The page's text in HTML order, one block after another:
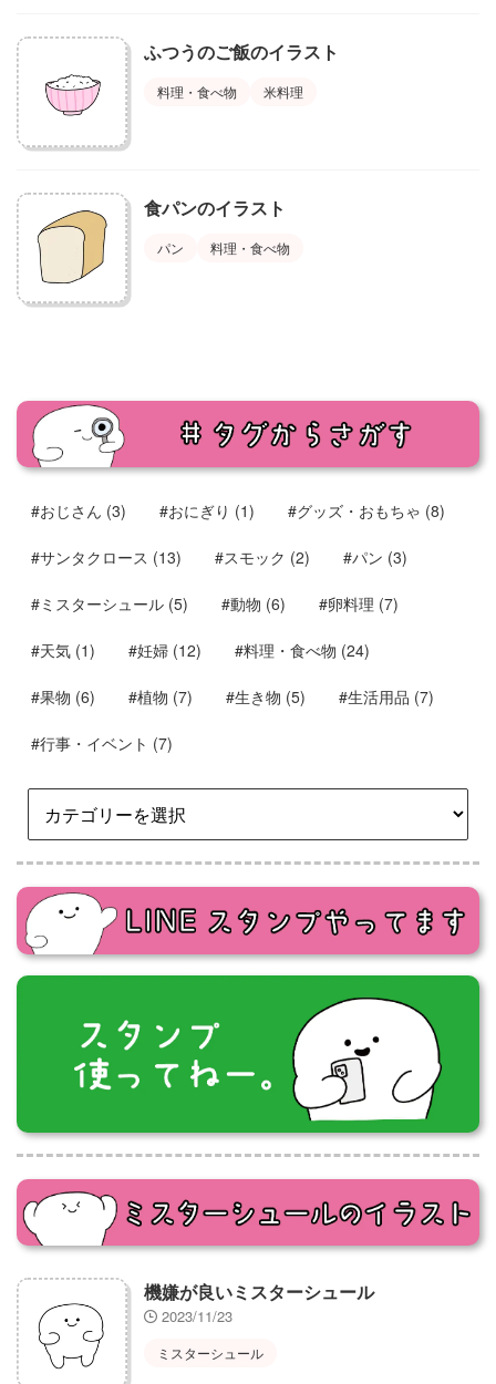
ふつうのご飯のイラスト
料理・食べ物 米料理
食パンのイラスト
パン 料理・食べ物
#おじさん (3) #おにぎり (1) #グッズ・おもちゃ (8)
#サンタクロース (13) #スモック (2) #パン (3)
#ミスターシュール (5) #動物 (6) #卵料理 (7)
#天気 (1) #妊婦 (12) #料理・食べ物 (24)
#果物 (6) #植物 (7) #生き物 (5) #生活用品 (7)
#行事・イベント (7)
機嫌が良いミスターシュール
2023/11/23
ミスターシュール